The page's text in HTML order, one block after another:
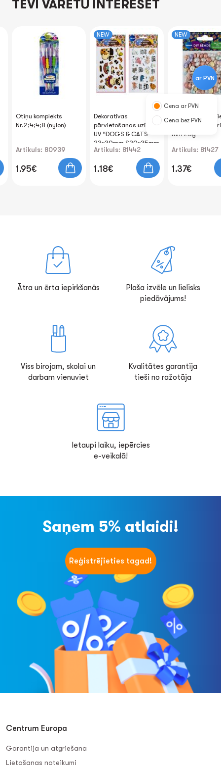
TEVI VARĒTU INTERESĒT
Otiņu komplekts
Nr.2;4;4;8 (nylon)
Artikuls: 80939
1.95€
NEW
Dekoratīvas
pārvietošanas uzlīmes
UV “DOGS & CATS”
23x30mm &20x35mm
Artikuls: 81442
1.18€
NEW
Pērlītes
"Geometric"
mm 25g
Artikuls: 81427
1.37€
ar PVN
Cena ar PVN
Cena bez PVN
Ātra un ērta iepirkšanās
Plaša izvēle un lielisks
piedāvājums!
Viss birojam, skolai un
darbam vienuviet
Kvalitātes garantija
tieši no ražotāja
Ietaupi laiku, iepērcies
e-veikalā!
Saņem 5% atlaidi!
Reģistrējieties tagad!
Centrum Europa
Garantija un atgriešana
Lietošanas noteikumi